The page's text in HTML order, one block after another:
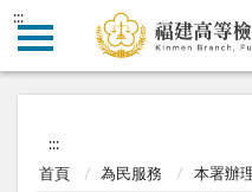
:::
:::
首頁 為民服務 本署辦